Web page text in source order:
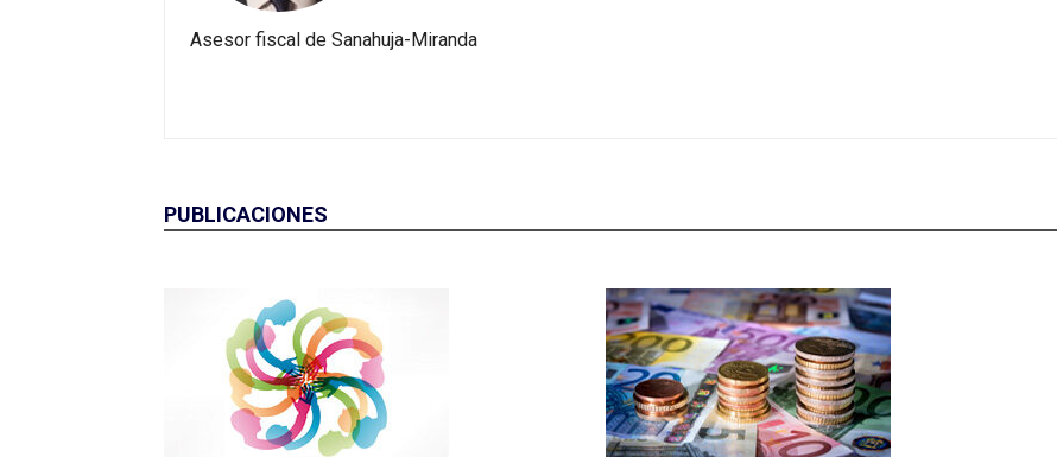
Asesor fiscal de Sanahuja-Miranda
PUBLICACIONES